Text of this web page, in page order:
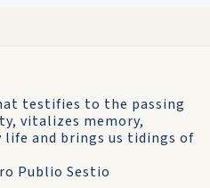
testifies to the passing
vitalizes memory,
life and brings us tidings of
Publio Sestio